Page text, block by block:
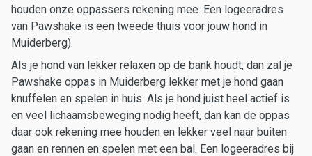
houden onze oppassers rekening mee. Een logeeradres
van Pawshake is een tweede thuis voor jouw hond in
Muiderberg).
Als je hond van lekker relaxen op de bank houdt, dan zal je
Pawshake oppas in Muiderberg lekker met je hond gaan
knuffelen en spelen in huis. Als je hond juist heel actief is
en veel lichaamsbeweging nodig heeft, dan kan de oppas
daar ook rekening mee houden en lekker veel naar buiten
gaan en rennen en spelen met een bal. Een logeeradres bij